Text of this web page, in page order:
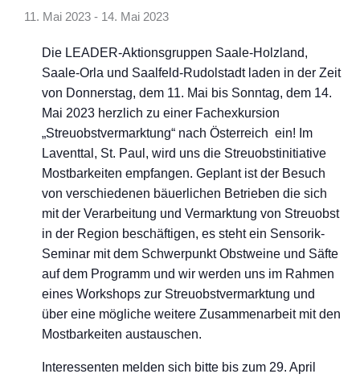
11. Mai 2023- 14. Mai 2023
Die LEADER-Aktionsgruppen Saale-Holzland,
Saale-Orla und Saalfeld-Rudolstadt laden in der Zeit
von Donnerstag, dem 11. Mai bis Sonntag, dem 14.
Mai 2023 herzlich zu einer Fachexkursion
„Streuobstvermarktung“ nach Österreich ein! Im
Laventtal, St. Paul, wird uns die Streuobstinitiative
Mostbarkeiten empfangen. Geplant ist der Besuch
von verschiedenen bäuerlichen Betrieben die sich
mit der Verarbeitung und Vermarktung von Streuobst
in der Region beschäftigen, es steht ein Sensorik-
Seminar mit dem Schwerpunkt Obstweine und Säfte
auf dem Programm und wir werden uns im Rahmen
eines Workshops zur Streuobstvermarktung und
über eine mögliche weitere Zusammenarbeit mit den
Mostbarkeiten austauschen.
Interessenten melden sich bitte bis zum 29. April